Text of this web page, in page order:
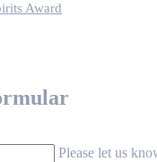
Award
Please let us